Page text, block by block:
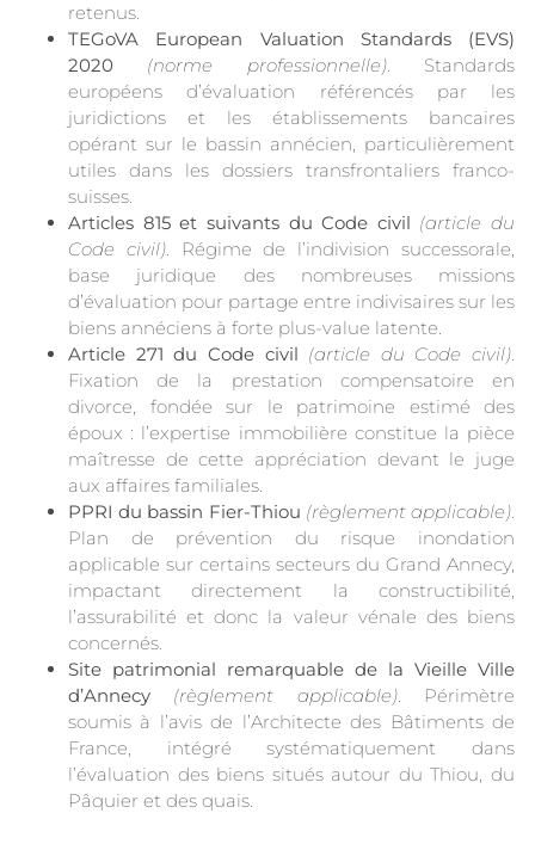
retenus.
TEGoVA European Valuation Standards (EVS)
2020
(norme professionnelle). Standards
européens d’évaluation référencés par les
juridictions et les établissements bancaires
opérant sur le bassin annécien, particulièrement
utiles dans les dossiers transfrontaliers franco-
suisses.
Articles 815 et suivants du Code civil (article du
Code civil). Régime de l’indivision successorale,
base juridique des nombreuses missions
d’évaluation pour partage entre indivisaires sur les
biens annéciens à forte plus-value latente.
Article 271 du Code civil (article du Code civil).
Fixation de la prestation compensatoire en
divorce, fondée sur le patrimoine estimé des
époux : l’expertise immobilière constitue la pièce
maîtresse de cette appréciation devant le juge
aux affaires familiales.
PPRI du bassin Fier-Thiou (règlement applicable).
Plan de prévention du risque inondation
applicable sur certains secteurs du Grand Annecy,
impactant directement la constructibilité,
l’assurabilité et donc la valeur vénale des biens
concernés.
Site patrimonial remarquable de la Vieille Ville
d’Annecy
(règlement applicable). Périmètre
soumis à l’avis de l’Architecte des Bâtiments de
France, intégré systématiquement dans
l’évaluation des biens situés autour du Thiou, du
Pâquier et des quais.